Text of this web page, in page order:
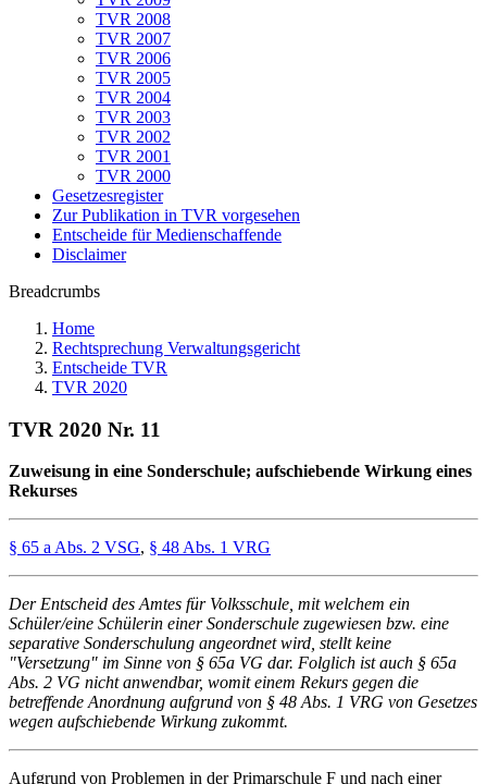
TVR 2008
TVR 2007
TVR 2006
TVR 2005
TVR 2004
TVR 2003
TVR 2002
TVR 2001
TVR 2000
Gesetzesregister
Zur Publikation in TVR vorgesehen
Entscheide für Medienschaffende
Disclaimer
Breadcrumbs
Home
Rechtsprechung Verwaltungsgericht
Entscheide TVR
TVR 2020
TVR 2020 Nr. 11
Zuweisung in eine Sonderschule; aufschiebende Wirkung eines
Rekurses
§ 65 a Abs. 2 VSG, § 48 Abs. 1 VRG
Der Entscheid des Amtes für Volksschule, mit welchem ein
Schüler/eine Schülerin einer Sonderschule zugewiesen bzw. eine
separative Sonderschulung angeordnet wird, stellt keine
"Versetzung" im Sinne von § 65a VG dar. Folglich ist auch § 65a
Abs. 2 VG nicht anwendbar, womit einem Rekurs gegen die
betreffende Anordnung aufgrund von § 48 Abs. 1 VRG von Gesetzes
wegen aufschiebende Wirkung zukommt.
Aufgrund von Problemen in der Primarschule F und nach einer